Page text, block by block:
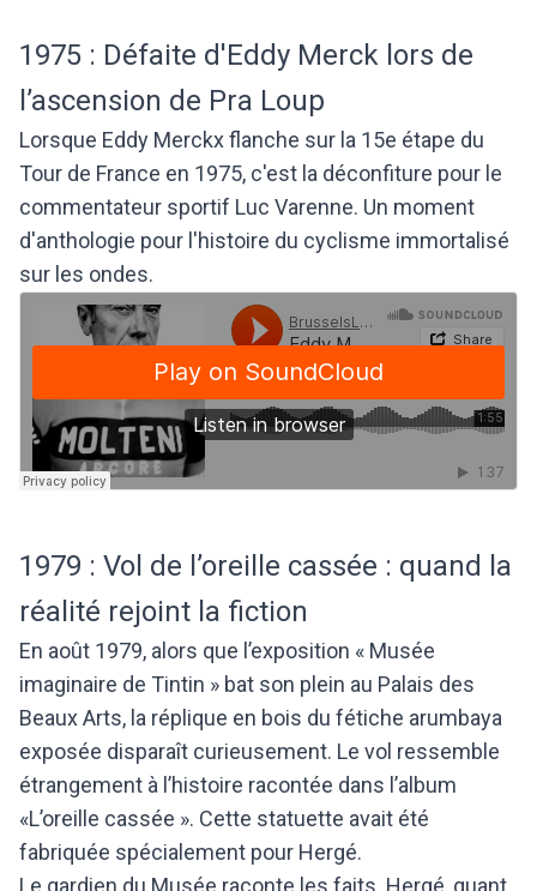
1975 : Défaite d'Eddy Merck lors de
l’ascension de Pra Loup
Lorsque Eddy Merckx flanche sur la 15e étape du
Tour de France en 1975, c'est la déconfiture pour le
commentateur sportif Luc Varenne. Un moment
d'anthologie pour l'histoire du cyclisme immortalisé
sur les ondes.
1979 : Vol de l’oreille cassée : quand la
réalité rejoint la fiction
En août 1979, alors que l’exposition « Musée
imaginaire de Tintin » bat son plein au Palais des
Beaux Arts, la réplique en bois du fétiche arumbaya
exposée disparaît curieusement. Le vol ressemble
étrangement à l’histoire racontée dans l’album
«L’oreille cassée ». Cette statuette avait été
fabriquée spécialement pour Hergé.
Le gardien du Musée raconte les faits. Hergé, quant